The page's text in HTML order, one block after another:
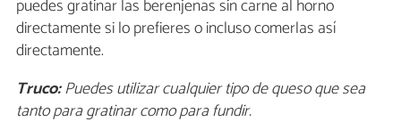
puedes gratinar las berenjenas sin carne al horno
directamente si lo prefieres o incluso comerlas así
directamente.
Truco:Puedes utilizar cualquier tipo de queso que sea
tanto para gratinar como para fundir.